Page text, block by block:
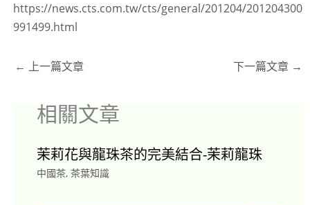
https://news.cts.com.tw/cts/general/201204/201204300
991499.html
← 上一篇文章 下一篇文章 →
相關文章
茉莉花與龍珠茶的完美結合-茉莉龍珠
中國茶, 茶葉知識